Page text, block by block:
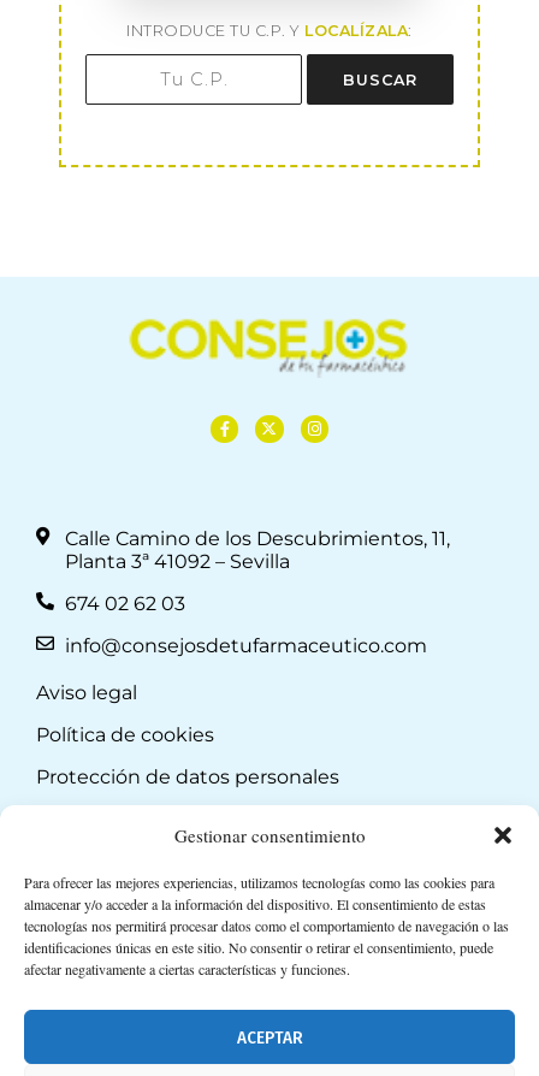
Gestionar consentimiento
Para ofrecer las mejores experiencias, utilizamos tecnologías como las cookies para
almacenar y/o acceder a la información del dispositivo. El consentimiento de estas
tecnologías nos permitirá procesar datos como el comportamiento de navegación o las
identificaciones únicas en este sitio. No consentir o retirar el consentimiento, puede
afectar negativamente a ciertas características y funciones.
ACEPTAR
INTRODUCE TU C.P. Y LOCALÍZALA:
BUSCAR
Calle Camino de los Descubrimientos, 11,
Planta 3ª 41092 – Sevilla
674 02 62 03
info@consejosdetufarmaceutico.com
Aviso legal
Política de cookies
Protección de datos personales